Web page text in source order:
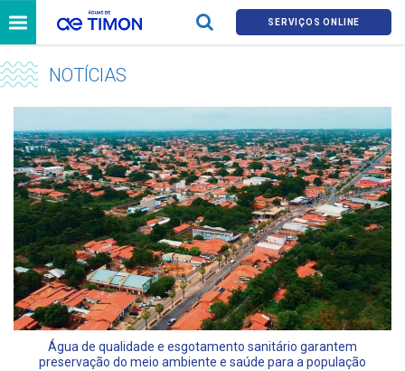
SERVIÇOS ONLINE
NOTÍCIAS
Água de qualidade e esgotamento sanitário garantem
preservação do meio ambiente e saúde para a população